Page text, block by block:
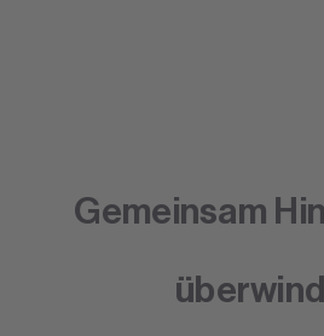
Gemeinsam